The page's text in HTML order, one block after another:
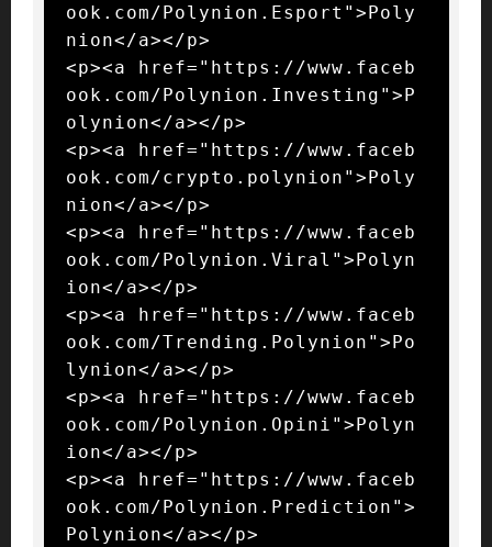
ook.com/Polynion.Esport">Poly
nion</a></p>
<p><a href="https://www.faceb
ook.com/Polynion.Investing">P
olynion</a></p>
<p><a href="https://www.faceb
ook.com/crypto.polynion">Poly
nion</a></p>
<p><a href="https://www.faceb
ook.com/Polynion.Viral">Polyn
ion</a></p>
<p><a href="https://www.faceb
ook.com/Trending.Polynion">Po
lynion</a></p>
<p><a href="https://www.faceb
ook.com/Polynion.Opini">Polyn
ion</a></p>
<p><a href="https://www.faceb
ook.com/Polynion.Prediction">
Polynion</a></p>